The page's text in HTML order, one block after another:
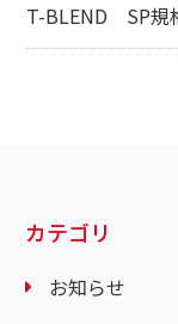
T-BLEND SP規
カテゴリ
お知らせ